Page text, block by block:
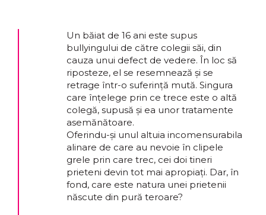
Un băiat de 16 ani este supus
bullyingului de către colegii săi, din
cauza unui defect de vedere. În loc să
riposteze, el se resemnează și se
retrage într-o suferință mută. Singura
care înțelege prin ce trece este o altă
colegă, supusă și ea unor tratamente
asemănătoare.
Oferindu-și unul altuia incomensurabila
alinare de care au nevoie în clipele
grele prin care trec, cei doi tineri
prieteni devin tot mai apropiați. Dar, în
fond, care este natura unei prietenii
născute din pură teroare?